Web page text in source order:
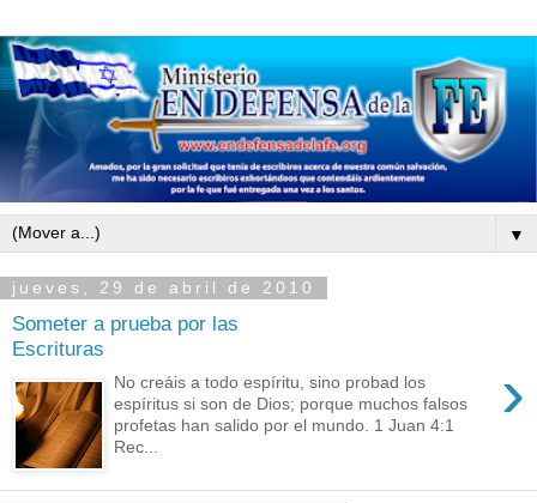
▼
jueves, 29 de abril de 2010
Someter a prueba por las
Escrituras
›
No creáis a todo espíritu, sino probad los
espíritus si son de Dios; porque muchos falsos
profetas han salido por el mundo. 1 Juan 4:1
Rec...